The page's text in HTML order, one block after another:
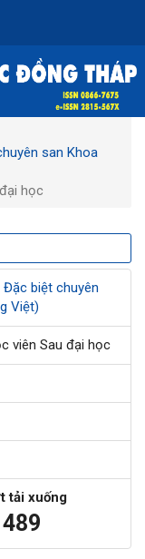
san Khoa
học
Đặc biệt chuyên
Việt)
viên Sau đại học
tải xuống
489